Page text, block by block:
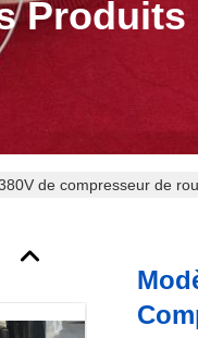
Produits
de compresseur de